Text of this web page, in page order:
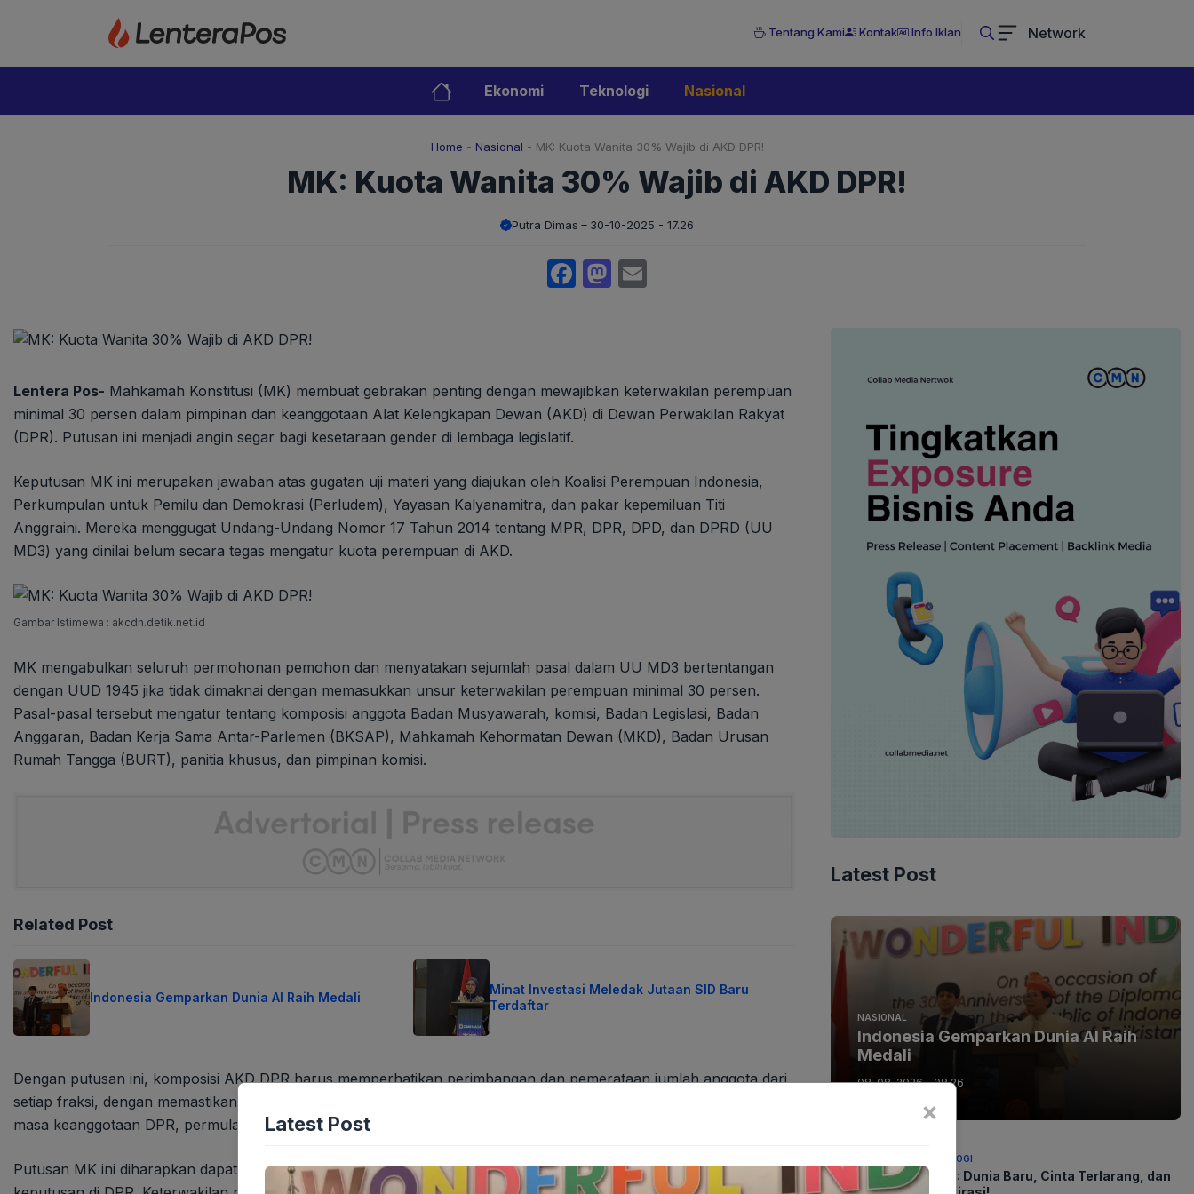
Tentang Kami Kontak Info Iklan Network
Ekonomi Teknologi Nasional
Home - Nasional - MK: Kuota Wanita 30% Wajib di AKD DPR!
MK: Kuota Wanita 30% Wajib di AKD DPR!
Putra Dimas 30-10-2025 - 17.26
Facebook
Mastodon
Lentera Pos- Mahkamah Konstitusi (MK) membuat gebrakan penting dengan mewajibkan keterwakilan perempuan
minimal 30 persen dalam pimpinan dan keanggotaan Alat Kelengkapan Dewan (AKD) di Dewan Perwakilan Rakyat
(DPR). Putusan ini menjadi angin segar bagi kesetaraan gender di lembaga legislatif.
Keputusan MK ini merupakan jawaban atas gugatan uji materi yang diajukan oleh Koalisi Perempuan Indonesia,
Perkumpulan untuk Pemilu dan Demokrasi (Perludem), Yayasan Kalyanamitra, dan pakar kepemiluan Titi
Anggraini. Mereka menggugat Undang-Undang Nomor 17 Tahun 2014 tentang MPR, DPR, DPD, dan DPRD (UU
MD3) yang dinilai belum secara tegas mengatur kuota perempuan di AKD.
Gambar Istimewa : akcdn.detik.net.id
MK mengabulkan seluruh permohonan pemohon dan menyatakan sejumlah pasal dalam UU MD3 bertentangan
dengan UUD 1945 jika tidak dimaknai dengan memasukkan unsur keterwakilan perempuan minimal 30 persen.
Pasal-pasal tersebut mengatur tentang komposisi anggota Badan Musyawarah, komisi, Badan Legislasi, Badan
Anggaran, Badan Kerja Sama Antar-Parlemen (BKSAP), Mahkamah Kehormatan Dewan (MKD), Badan Urusan
Rumah Tangga (BURT), panitia khusus, dan pimpinan komisi.
Related Post
Indonesia Gemparkan Dunia AI Raih Medali
Minat Investasi Meledak Jutaan SID Baru
Terdaftar
Dengan putusan ini, komposisi AKD DPR harus memperhatikan perimbangan dan pemerataan jumlah anggota dari
setiap fraksi, dengan memastikan keterwakilan perempuan minimal 30 persen. Hal ini berlaku pada permulaan
masa keanggotaan DPR, permulaan tahun sidang, dan setiap masa sidang.
Putusan MK ini diharapkan dapat mendorong peningkatan peran perempuan dalam proses pengambilan
Latest Post
NASIONAL
Indonesia Gemparkan Dunia AI Raih
Medali
08-08-2026 - 08.26
TEKNOLOGI
GTA 6: Dunia Baru, Cinta Terlarang, dan
×
Latest Post